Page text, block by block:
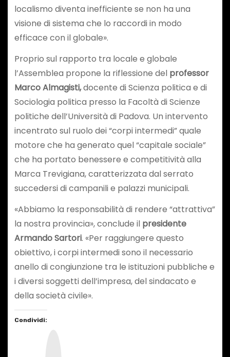
localismo diventa inefficiente se non ha una
visione di sistema che lo raccordi in modo
efficace con il globale».
Proprio sul rapporto tra locale e globale
l’Assemblea propone la riflessione del professor
Marco Almagisti,docente di Scienza politica e di
Sociologia politica presso la Facoltà di Scienze
politiche dell’Università di Padova. Un intervento
incentrato sul ruolo dei “corpi intermedi” quale
motore che ha generato quel “capitale sociale”
che ha portato benessere e competitività alla
Marca Trevigiana, caratterizzata dal serrato
succedersi di campanili e palazzi municipali.
«Abbiamo la responsabilità di rendere “attrattiva”
la nostra provincia», conclude il presidente
Armando Sartori. «Per raggiungere questo
obiettivo, i corpi intermedi sono il necessario
anello di congiunzione tra le istituzioni pubbliche e
i diversi soggetti dell’impresa, del sindacato e
della società civile».
Condividi: